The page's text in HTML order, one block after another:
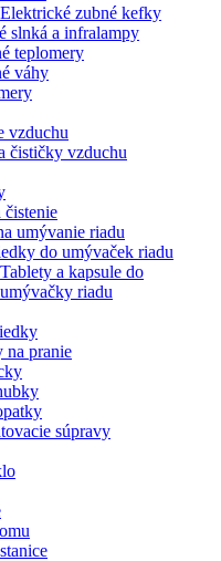
Elektrické zubné kefky
slnká a infralampy
teplomery
váhy
vzduchu
čističky vzduchu
umývanie riadu
do umývaček riadu
Tablety a kapsule do
umývačky riadu
na pranie
súpravy